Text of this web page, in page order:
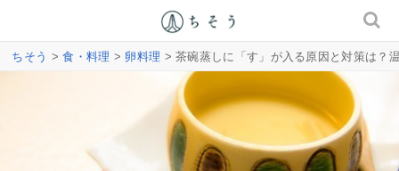
ちそう >食・料理 > 卵料理 > 茶碗蒸しに「す」が入る原因と対策は？